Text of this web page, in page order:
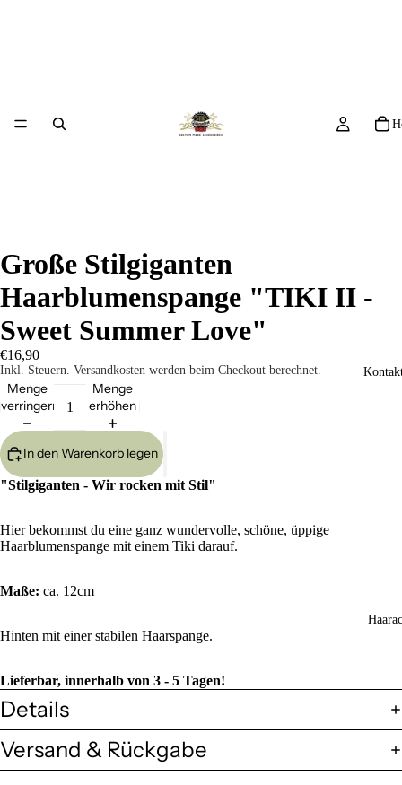
Große Stilgiganten
Haarblumenspange "TIKI II -
Sweet Summer Love"
€16,90
Inkl. Steuern. Versandkosten werden beim Checkout berechnet.
Menge
verringern
Menge
erhöhen
In den Warenkorb legen
"Stilgiganten - Wir rocken mit Stil"
Hier bekommst du eine ganz wundervolle, schöne, üppige
Haarblumenspange mit einem Tiki darauf.
Maße: ca. 12cm
Hinten mit einer stabilen Haarspange.
Lieferbar, innerhalb von 3 - 5 Tagen!
Details
Versand & Rückgabe